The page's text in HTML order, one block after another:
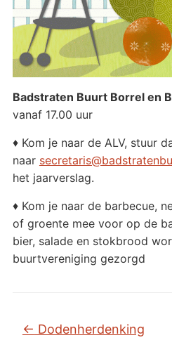
Badstraten Buurt Borrel en
vanaf 17.00 uur
♦ Kom je naar de ALV, stuur
naar
het jaarverslag.
♦ Kom je naar de barbecue,
of groente mee voor op de
bier, salade en stokbrood
buurtvereniging gezorgd
← Dodenherdenking